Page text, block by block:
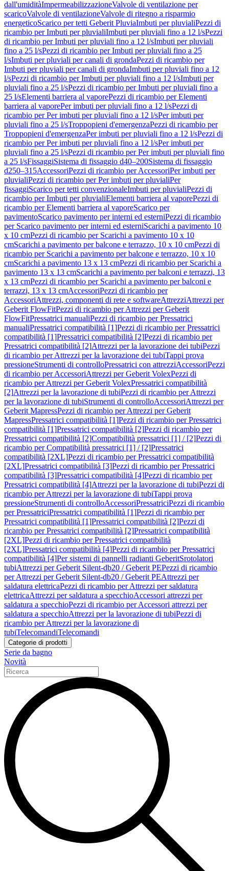
dall'umiditàImpermeabilizzazioneValvole di ventilazione per
scaricoValvole di ventilazioneValvole di ritegno a risparmio
energeticoScarico per tetti Geberit PluviaImbuti per pluvialiPezzi di
ricambio per Imbuti per pluvialiImbuti per pluviali fino a 12 l/sPezzi
di ricambio per Imbuti per pluviali fino a 12 l/sImbuti per pluviali
fino a 25 l/sPezzi di ricambio per Imbuti per pluviali fino a 25
l/sImbuti per pluviali per canali di grondaPezzi di ricambio per
Imbuti per pluviali per canali di grondaImbuti per pluviali fino a 12
l/sPezzi di ricambio per Imbuti per pluviali fino a 12 l/sImbuti per
pluviali fino a 25 l/sPezzi di ricambio per Imbuti per pluviali fino a
25 l/sElementi barriera al vaporePezzi di ricambio per Elementi
barriera al vaporePer imbuti per pluviali fino a 12 l/sPezzi di
ricambio per Per imbuti per pluviali fino a 12 l/sPer imbuti per
pluviali fino a 25 l/sTroppopieni d'emergenzaPezzi di ricambio per
Troppopieni d'emergenzaPer imbuti per pluviali fino a 12 l/sPezzi di
ricambio per Per imbuti per pluviali fino a 12 l/sPer imbuti per
pluviali fino a 25 l/sPezzi di ricambio per Per imbuti per pluviali fino
a 25 l/sFissaggiSistema di fissaggio d40–200Sistema di fissaggio
d250–315AccessoriPezzi di ricambio per AccessoriPer imbuti per
pluvialiPezzi di ricambio per Per imbuti per pluvialiPer
fissaggiScarico per tetti convenzionaleImbuti per pluvialiPezzi di
ricambio per Imbuti per pluvialiElementi barriera al vaporePezzi di
ricambio per Elementi barriera al vaporeScarico per
pavimentoScarico pavimento per interni ed esterniPezzi di ricambio
per Scarico pavimento per interni ed esterniScarichi a pavimento 10
x 10 cmPezzi di ricambio per Scarichi a pavimento 10 x 10
cmScarichi a pavimento per balcone e terrazzo, 10 x 10 cmPezzi di
ricambio per Scarichi a pavimento per balcone e terrazzo, 10 x 10
cmScarichi a pavimento 13 x 13 cmPezzi di ricambio per Scarichi a
pavimento 13 x 13 cmScarichi a pavimento per balconi e terrazzi, 13
x 13 cmPezzi di ricambio per Scarichi a pavimento per balconi e
terrazzi, 13 x 13 cmAccessoriPezzi di ricambio per
AccessoriAttrezzi, componenti di rete e softwareAttrezziAttrezzi per
Geberit FlowFitPezzi di ricambio per Attrezzi per Geberit
FlowFitPressatrici manualiPezzi di ricambio per Pressatrici
manualiPressatrici compatibilità [1]Pezzi di ricambio per Pressatrici
compatibilità [1]Pressatrici compatibilità [2]Pezzi di ricambio per
Pressatrici compatibilità [2]Attrezzi per la lavorazione dei tubiPezzi
di ricambio per Attrezzi per la lavorazione dei tubiTappi prova
pressioneStrumenti di controlloPressatrici con attrezziAccessoriPezzi
di ricambio per AccessoriAttrezzi per Geberit VolexPezzi di
ricambio per Attrezzi per Geberit VolexPressatrici compatibilità
[2]Attrezzi per la lavorazione di tubiPezzi di ricambio per Attrezzi
per la lavorazione di tubiStrumenti di controlloAccessoriAttrezzi per
Geberit MapressPezzi di ricambio per Attrezzi per Geberit
MapressPressatrici compatibilità [1]Pezzi di ricambio per Pressatrici
compatibilità [1]Pressatrici compatibilità [2]Pezzi di ricambio per
Pressatrici compatibilità [2]Compatibilità pressatrici [1] / [2]Pezzi di
ricambio per Compatibilità pressatrici [1] / [2]Pressatrici
compatibilità [2XL]Pezzi di ricambio per Pressatrici compatibilità
[2XL]Pressatrici compatibilità [3]Pezzi di ricambio per Pressatrici
compatibilità [3]Pressatrici compatibilità [4]Pezzi di ricambio per
Pressatrici compatibilità [4]Attrezzi per la lavorazione di tubiPezzi di
ricambio per Attrezzi per la lavorazione di tubiTappi prova
pressioneStrumenti di controlloAccessoriPressatriciPezzi di ricambio
per PressatriciPressatrici compatibilità [1]Pezzi di ricambio per
Pressatrici compatibilità [1]Pressatrici compatibilità [2]Pezzi di
ricambio per Pressatrici compatibilità [2]Pressatrici compatibilità
[2XL]Pezzi di ricambio per Pressatrici compatibilità
[2XL]Pressatrici compatibilità [4]Pezzi di ricambio per Pressatrici
compatibilità [4]Per sistemi di pannelli radianti GeberitSrotolatori
tubiAttrezzi per Geberit Silent-db20 / Geberit PEPezzi di ricambio
per Attrezzi per Geberit Silent-db20 / Geberit PEAttrezzi per
saldatura elettricaPezzi di ricambio per Attrezzi per saldatura
elettricaAttrezzi per saldatura a specchioAccessori attrezzi per
saldatura a specchioPezzi di ricambio per Accessori attrezzi per
saldatura a specchioAttrezzi per la lavorazione di tubiPezzi di
ricambio per Attrezzi per la lavorazione di
tubiTelecomandiTelecomandi
Categorie di prodotti
Serie da bagno
Novità